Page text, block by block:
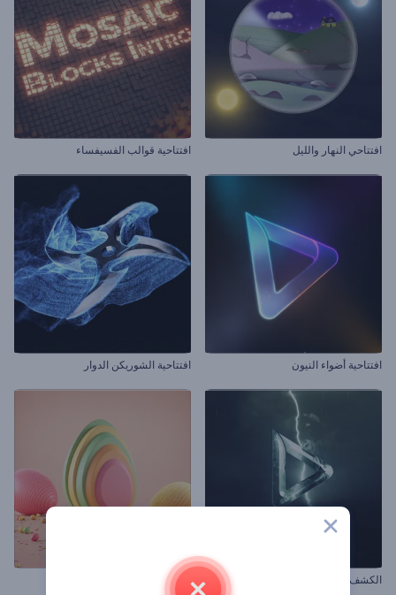
افتتاحي النهار والليل افتتاحية قوالب الفسيفساء
افتتاحية أضواء النيون افتتاحية الشوريكن الدوار
الكشف عن شعار العاصفة الغاضبة افتتاحية بيض شم النسيم الملون